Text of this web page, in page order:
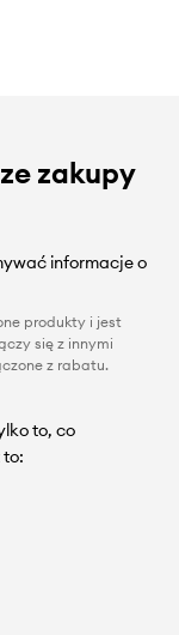
zakupy
informacje o
produkty i jest
się z innymi
z rabatu.
to, co